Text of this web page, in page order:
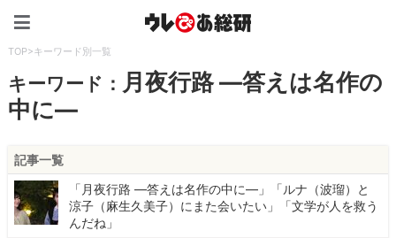
TOP>キーワード別一覧
キーワード： 月夜行路 ―答えは名作の
中に―
記事一覧
「月夜行路 ―答えは名作の中に―」「ルナ（波瑠）と
涼子（麻生久美子）にまた会いたい」「文学が人を救う
んだね」